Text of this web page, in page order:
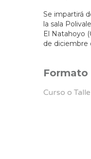
Se impartirá
la sala
El Natahoyo
de diciembre
Formato
Curso o